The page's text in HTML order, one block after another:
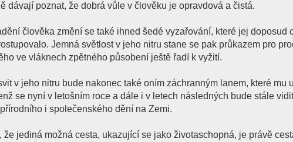
dávají poznat, že dobrá vůle v člověku je opravdová a čistá.
člověka změní se také ihned šedé vyzařování, které jej doposud
Jemná světlost v jeho nitru stane se pak průkazem pro
ve vláknech zpětného působení ještě řadí k vyžití.
v jeho nitru bude nakonec také oním záchranným lanem, které mu
se nyní v letošním roce a dále i v letech následných bude stále
i společenského dění na Zemi.
že jediná možná cesta, ukazující se jako životaschopná, je právě